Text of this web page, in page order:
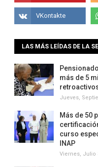
LAS MÁS LEÍDAS DE LA
más de 5
Jueves,
Más de 50
curso
INAP
Viernes, Julio